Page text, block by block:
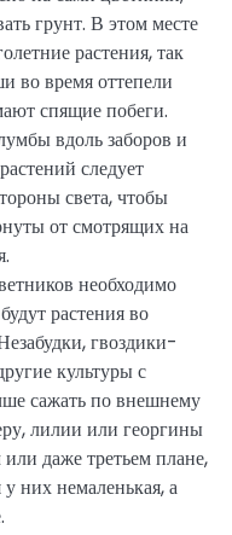
грунт. В этом месте
растения, так
во время оттепели
спящие побеги.
вдоль заборов и
следует
света, чтобы
от смотрящих на
необходимо
растения во
гвоздики-
культуры с
сажать по внешнему
лилии или георгины
даже третьем плане,
у них немаленькая, а